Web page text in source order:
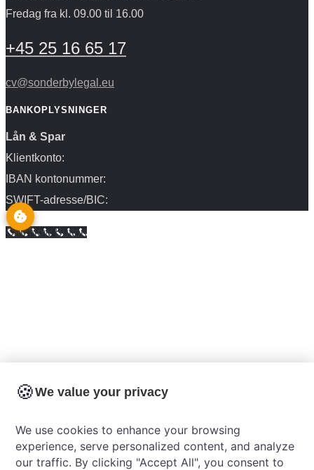
Fredag fra kl. 09.00 til 16.00
+45 25 16 65 17
cv@sonderbylegal.eu
BANKOPLYSNINGER
Lån & Spar
Klientkonto:
IBAN kontonummer:
SWIFT-adresse/BIC:
Call Now Button
🍪We value your privacy
We use cookies to enhance your browsing
experience, serve personalized content, and analyze
our traffic. By clicking "Accept All", you consent to